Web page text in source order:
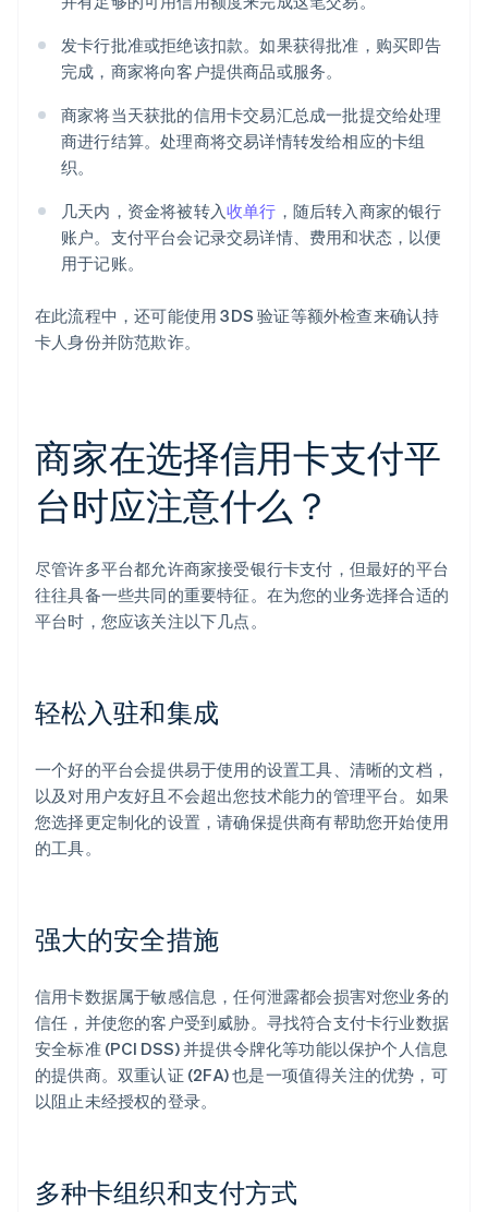
发卡行批准或拒绝该扣款。如果获得批准，购买即告
完成，商家将向客户提供商品或服务。
商家将当天获批的信用卡交易汇总成一批提交给处理
商进行结算。处理商将交易详情转发给相应的卡组
织。
几天内，资金将被转入收单行 ，随后转入商家的银行
账户。支付平台会记录交易详情、费用和状态，以便
用于记账。
在此流程中，还可能使用 3DS 验证等额外检查来确认持
卡人身份并防范欺诈。
商家在选择信用卡支付平
台时应注意什么？
尽管许多平台都允许商家接受银行卡支付，但最好的平台
往往具备一些共同的重要特征。在为您的业务选择合适的
平台时，您应该关注以下几点。
轻松入驻和集成
一个好的平台会提供易于使用的设置工具、清晰的文档，
以及对用户友好且不会超出您技术能力的管理平台。如果
您选择更定制化的设置，请确保提供商有帮助您开始使用
的工具。
强大的安全措施
信用卡数据属于敏感信息，任何泄露都会损害对您业务的
信任，并使您的客户受到威胁。寻找符合支付卡行业数据
安全标准 (PCI DSS) 并提供令牌化等功能以保护个人信息
的提供商。双重认证 (2FA) 也是一项值得关注的优势，可
以阻止未经授权的登录。
多种卡组织和支付方式